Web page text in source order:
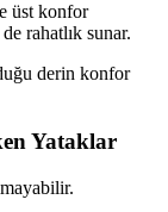
üst konfor
rahatlık sunar.
derin konfor
Yataklar